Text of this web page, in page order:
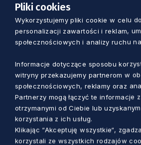
SAMORZĄD
Zgłoś kandydata do
czekają
Piotr Pałkowski
Pliki cookies
Wykorzystujemy pliki cookie w celu
personalizacji zawartości i reklam,
społecznościowych i analizy ruchu
Informacje dotyczące sposobu
witryny przekazujemy partnerom w
społecznościowych, reklamy oraz
Partnerzy mogą łączyć te informacje
otrzymanymi od Ciebie lub
korzystania z ich usług.
Klikając “Akceptuję wszystkie“,
korzystali ze wszystkich rodzajów